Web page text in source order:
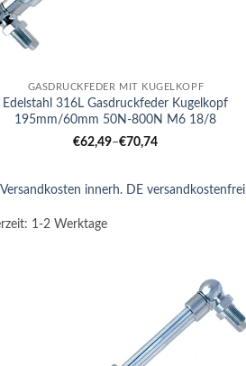
GASDRUCKFEDER MIT KUGELKOPF
Edelstahl 316L Gasdruckfeder Kugelkopf
195mm/60mm 50N-800N M6 18/8
€62,49–€70,74
Versandkosten innerh. DE versandkostenfrei
1-2 Werktage